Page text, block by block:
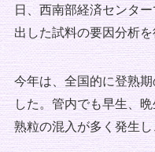
日、西南部経済センタ
出した試料の要因分析
今年は、全国的に登熟
した。管内でも早生、
熟粒の混入が多く発生